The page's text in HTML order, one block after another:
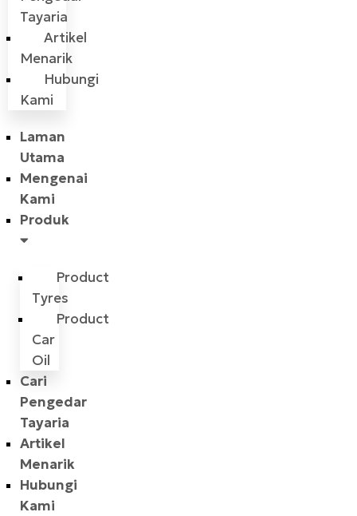
Tayaria
Artikel
Menarik
Hubungi
Kami
Laman
Utama
Mengenai
Kami
Produk
Product
Tyres
Product
Car
Oil
Cari
Pengedar
Tayaria
Artikel
Menarik
Hubungi
Kami